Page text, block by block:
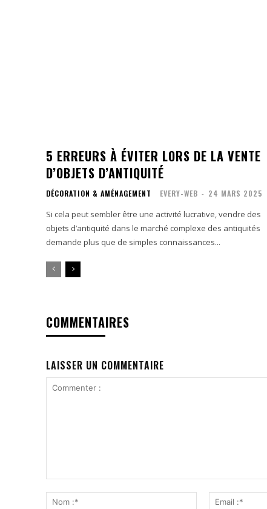
5 ERREURS À ÉVITER LORS DE LA VENTE
D’OBJETS D’ANTIQUITÉ
DÉCORATION & AMÉNAGEMENT EVERY-WEB - 24 MARS 2025
Si cela peut sembler être une activité lucrative, vendre des
objets d’antiquité dans le marché complexe des antiquités
demande plus que de simples connaissances...
COMMENTAIRES
LAISSER UN COMMENTAIRE